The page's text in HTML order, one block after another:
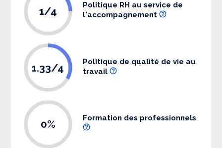
1/4
Politique RH au service de
l'accompagnement
1.33/4
Politique de qualité de vie au
travail
0% Formation des professionnels